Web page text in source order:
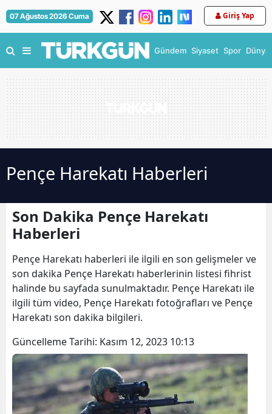
07 Ağustos 2026 Cuma Giriş Yap
Gündem Siyaset Spor Dünya
Pençe Harekatı Haberleri
Son Dakika Pençe Harekatı
Haberleri
Pençe Harekatı haberleri ile ilgili en son gelişmeler ve
son dakika Pençe Harekatı haberlerinin listesi fihrist
halinde bu sayfada sunulmaktadır. Pençe Harekatı ile
ilgili tüm video, Pençe Harekatı fotoğrafları ve Pençe
Harekatı son dakika bilgileri.
Güncelleme Tarihi: Kasım 12, 2023 10:13